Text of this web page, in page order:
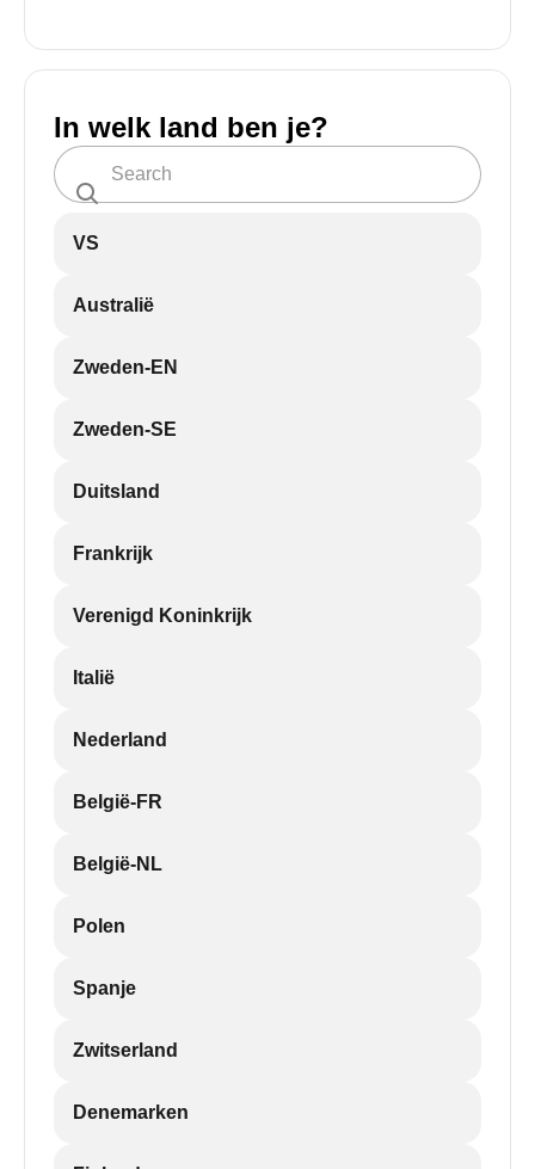
In welk land ben je?
VS
Australië
Zweden-EN
Zweden-SE
Duitsland
Frankrijk
Verenigd Koninkrijk
Italië
Nederland
België-FR
België-NL
Polen
Spanje
Zwitserland
Denemarken